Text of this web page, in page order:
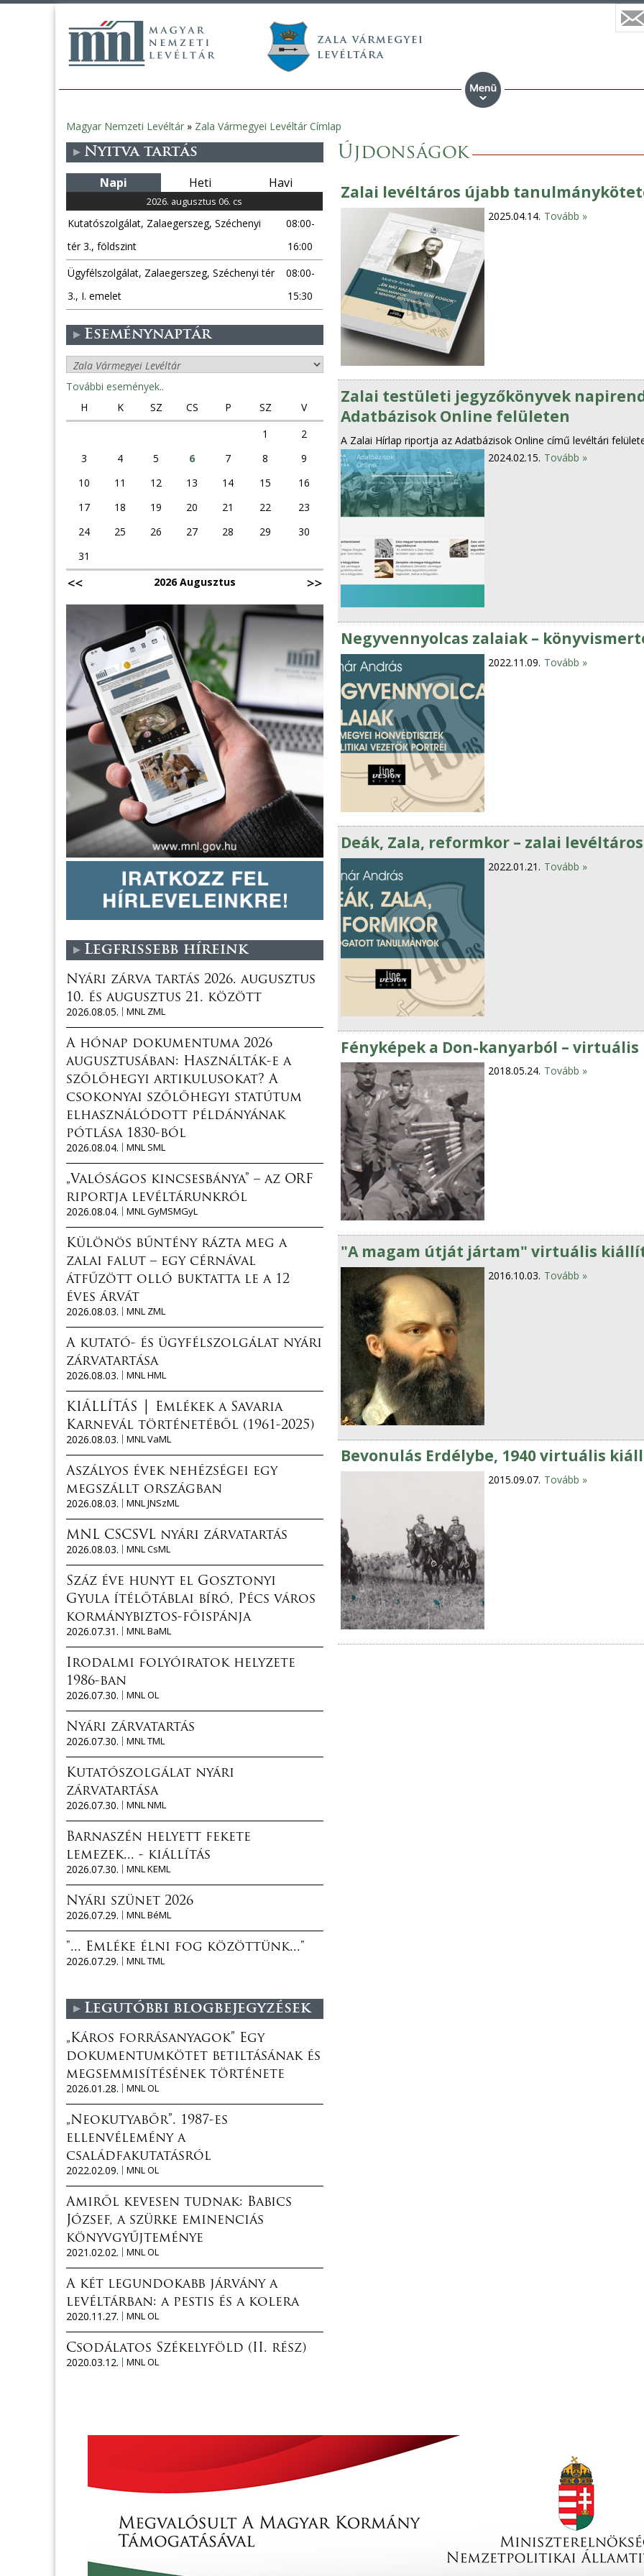
Jelenlegi
hely
Magyar Nemzeti Levéltár » Zala Vármegyei Levéltár Címlap
Újdonságok
Zalai levéltáros újabb
2025.04.14. Tovább »
Zalai testületi jegyzőkönyvek
Adatbázisok Online felületen
A Zalai Hírlap riportja az Adatbázisok Online című levéltári
2024.02.15. Tovább »
Negyvennyolcas zalaiak –
2022.11.09. Tovább »
Deák, Zala, reformkor – zalai
2022.01.21. Tovább »
Fényképek a Don-kanyarból –
2018.05.24. Tovább »
"A magam útját jártam" virtuális
2016.10.03. Tovább »
Bevonulás Erdélybe, 1940 virtuális
2015.09.07. Tovább »
Nyitva tartás
Napi Heti Havi
2026. augusztus 06. cs
Kutatószolgálat, Zalaegerszeg, Széchenyi
tér 3., földszint
08:00-
16:00
Ügyfélszolgálat, Zalaegerszeg, Széchenyi tér
3., I. emelet
08:00-
15:30
Eseménynaptár
További események..
H
K SZ CS P SZ
V
1
2
3
4 5 6 7 8
9
10
11 12 13 14 15
16
17
18 19 20 21 22
23
24
25 26 27 28 29
30
31
2026 Augusztus
Legfrissebb híreink
Nyári zárva tartás 2026. augusztus
10. és augusztus 21. között
2026.08.05.
MNL ZML
A hónap dokumentuma 2026
augusztusában: Használták-e a
szőlőhegyi artikulusokat? A
csokonyai szőlőhegyi statútum
elhasználódott példányának
pótlása 1830-ból
2026.08.04.
MNL SML
„Valóságos kincsesbánya” – az ORF
riportja levéltárunkról
2026.08.04.
MNL GyMSMGyL
Különös bűntény rázta meg a
zalai falut – egy cérnával
átfűzött olló buktatta le a 12
éves árvát
2026.08.03.
MNL ZML
A kutató- és ügyfélszolgálat nyári
zárvatartása
2026.08.03.
MNL HML
KIÁLLÍTÁS │ Emlékek a Savaria
Karnevál történetéből (1961-2025)
2026.08.03.
MNL VaML
Aszályos évek nehézségei egy
megszállt országban
2026.08.03.
MNL JNSzML
MNL CSCSVL nyári zárvatartás
2026.08.03.
MNL CsML
Száz éve hunyt el Gosztonyi
Gyula ítélőtáblai bíró, Pécs város
kormánybiztos-főispánja
2026.07.31.
MNL BaML
Irodalmi folyóiratok helyzete
1986-ban
2026.07.30.
MNL OL
Nyári zárvatartás
2026.07.30.
MNL TML
Kutatószolgálat nyári
zárvatartása
2026.07.30.
MNL NML
Barnaszén helyett fekete
lemezek... - kiállítás
2026.07.30.
MNL KEML
Nyári szünet 2026
2026.07.29.
MNL BéML
"... Emléke élni fog közöttünk..."
2026.07.29.
MNL TML
Legutóbbi blogbejegyzések
„Káros forrásanyagok” Egy
dokumentumkötet betiltásának és
megsemmisítésének története
2026.01.28.
MNL OL
„Neokutyabőr”. 1987-es
ellenvélemény a
családfakutatásról
2022.02.09.
MNL OL
Amiről kevesen tudnak: Babics
József, a szürke eminenciás
könyvgyűjteménye
2021.02.02.
MNL OL
A két legundokabb járvány a
levéltárban: a pestis és a kolera
2020.11.27.
MNL OL
Csodálatos Székelyföld (II. rész)
2020.03.12.
MNL OL